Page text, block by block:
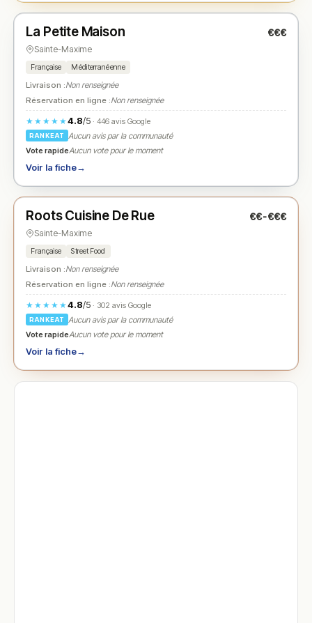
★ N° 2
La Petite Maison €€€
Sainte-Maxime
Française Méditerranéenne
Livraison :Non renseignée
Réservation en ligne :Non renseignée
★★★★★4.8/5· 446 avis Google
RANKEAT
Aucun avis par la communauté
Vote rapideAucun vote pour le moment
Voir la fiche→
★ N° 3
Roots Cuisine De Rue €€-€€€
Sainte-Maxime
Française Street Food
Livraison :Non renseignée
Réservation en ligne :Non renseignée
★★★★★4.8/5· 302 avis Google
RANKEAT
Aucun avis par la communauté
Vote rapideAucun vote pour le moment
Voir la fiche→